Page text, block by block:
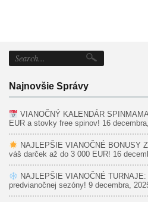
Najnovšie Správy
VIANOČNÝ KALENDÁR
EUR a stovky free spinov! 16
NAJLEPŠIE VIANOČNÉ BONUSY
váš darček až do 3 000 EUR! 16
NAJLEPŠIE VIANOČNÉ
predvianočnej sezóny! 9 decembra,